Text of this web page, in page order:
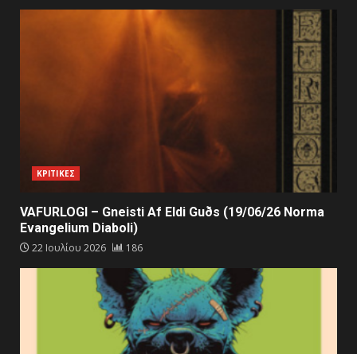
ΚΡΙΤΙΚΕΣ
VAFURLOGI – Gneisti Af Eldi Guðs (19/06/26 Norma
Evangelium Diaboli)
22 Ιουλίου 2026 186